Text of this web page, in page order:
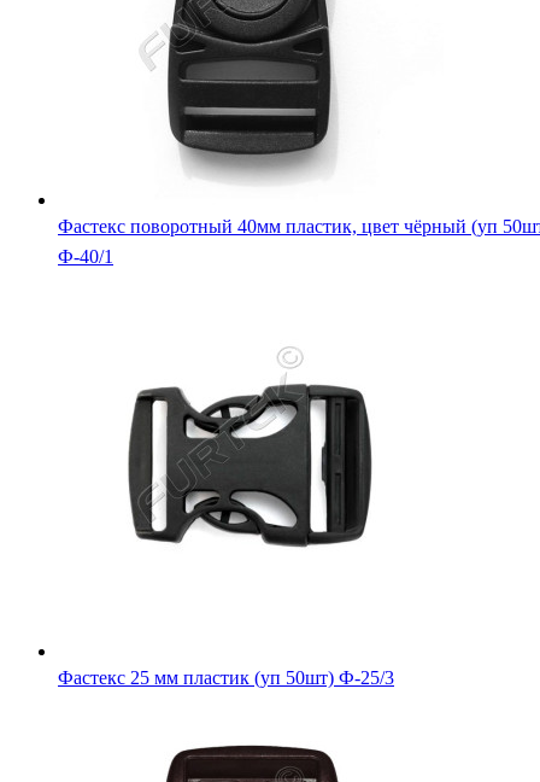
Фастекс поворотный 40мм пластик, цвет чёрный (уп
Ф-40/1
Фастекс 25 мм пластик (уп 50шт) Ф-25/3